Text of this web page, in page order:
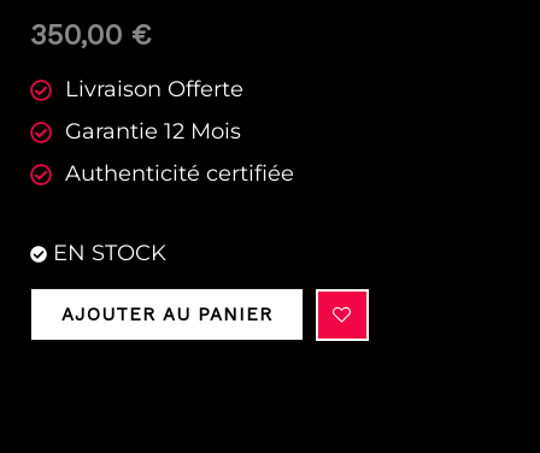
350,00 €
Livraison Offerte
Garantie 12 Mois
Authenticité certifiée
EN STOCK
AJOUTER AU PANIER